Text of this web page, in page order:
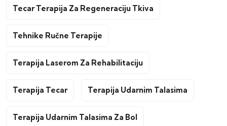
Tecar Terapija Za Regeneraciju Tkiva
Tehnike Ručne Terapije
Terapija Laserom Za Rehabilitaciju
Terapija Tecar Terapija Udarnim Talasima
Terapija Udarnim Talasima Za Bol